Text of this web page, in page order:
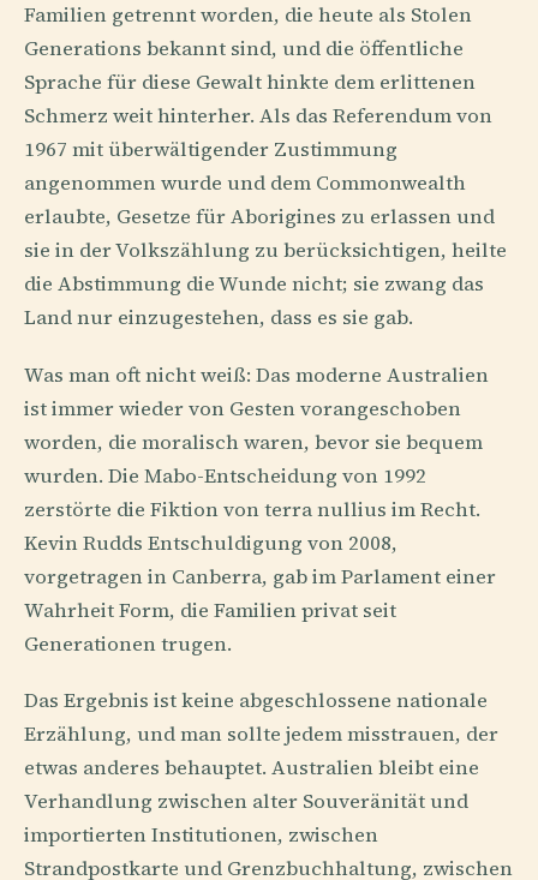
Familien getrennt worden, die heute als Stolen
Generations bekannt sind, und die öffentliche
Sprache für diese Gewalt hinkte dem erlittenen
Schmerz weit hinterher. Als das Referendum von
1967 mit überwältigender Zustimmung
angenommen wurde und dem Commonwealth
erlaubte, Gesetze für Aborigines zu erlassen und
sie in der Volkszählung zu berücksichtigen, heilte
die Abstimmung die Wunde nicht; sie zwang das
Land nur einzugestehen, dass es sie gab.
Was man oft nicht weiß: Das moderne Australien
ist immer wieder von Gesten vorangeschoben
worden, die moralisch waren, bevor sie bequem
wurden. Die Mabo-Entscheidung von 1992
zerstörte die Fiktion von terra nullius im Recht.
Kevin Rudds Entschuldigung von 2008,
vorgetragen in Canberra, gab im Parlament einer
Wahrheit Form, die Familien privat seit
Generationen trugen.
Das Ergebnis ist keine abgeschlossene nationale
Erzählung, und man sollte jedem misstrauen, der
etwas anderes behauptet. Australien bleibt eine
Verhandlung zwischen alter Souveränität und
importierten Institutionen, zwischen
Strandpostkarte und Grenzbuchhaltung, zwischen